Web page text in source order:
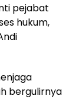
pejabat
hukum,
bergulirnya